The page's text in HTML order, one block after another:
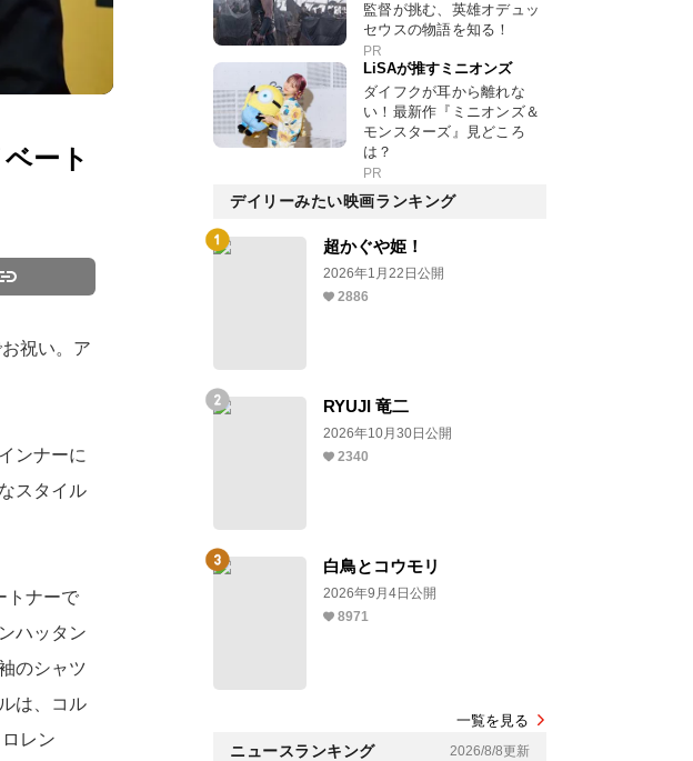
ート
祝い。ア
ンナーに
スタイル
トナーで
ハッタン
のシャツ
は、コル
レン
監督が挑む、英雄オデュッ
セウスの物語を知る！
PR
LiSAが推すミニオンズ
ダイフクが耳から離れな
い！最新作『ミニオンズ＆
モンスターズ』見どころ
は？
PR
デイリーみたい映画ランキング
超かぐや姫！
2026年1月22日公開
2886
RYUJI 竜二
2026年10月30日公開
2340
白鳥とコウモリ
2026年9月4日公開
8971
一覧を見る
ニュースランキング 2026/8/8更新